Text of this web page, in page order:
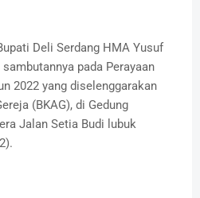
Deli Serdang HMA Yusuf
pada Perayaan
2022 yang diselenggarakan
(BKAG), di Gedung
Jalan Setia Budi lubuk